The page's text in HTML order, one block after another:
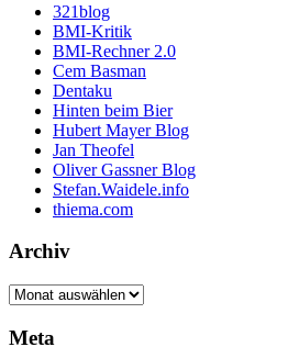
321blog
BMI-Kritik
BMI-Rechner 2.0
Cem Basman
Dentaku
Hinten beim Bier
Hubert Mayer Blog
Jan Theofel
Oliver Gassner Blog
Stefan.Waidele.info
thiema.com
Archiv
Archiv
Meta